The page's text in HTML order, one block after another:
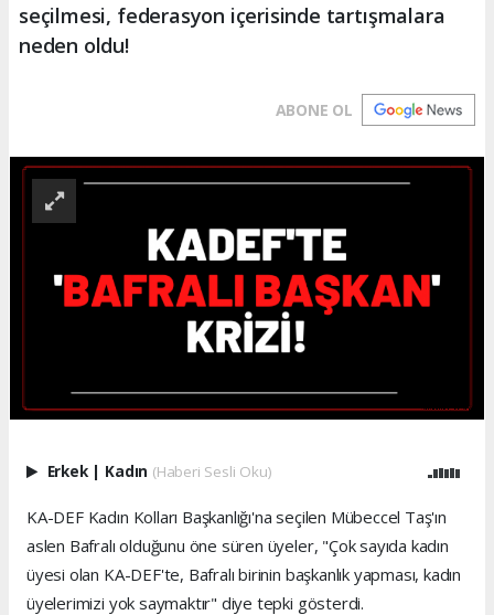
seçilmesi, federasyon içerisinde tartışmalara
neden oldu!
ABONE OL
Erkek | Kadın (Haberi Sesli Oku)
KA-DEF Kadın Kolları Başkanlığı'na seçilen Mübeccel Taş'ın
aslen Bafralı olduğunu öne süren üyeler, "Çok sayıda kadın
üyesi olan KA-DEF'te, Bafralı birinin başkanlık yapması, kadın
üyelerimizi yok saymaktır" diye tepki gösterdi.